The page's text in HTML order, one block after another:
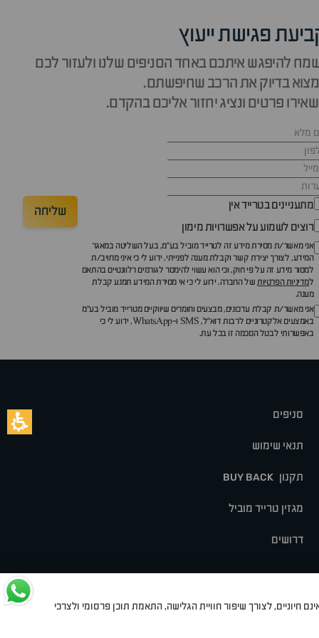
פגישת ייעוץ
להיפגש איתכם באחד הסניפים שלנו ולעזור לכם
בדיוק את הרכב שחיפשתם.
פרטים ונציג יחזור אליכם בהקדם.
מתעניינים בטרייד אין
רוצים לשמוע על אפשרויות מימון
אני מאשר/ת מסירת מידע זה לטרייד מוביל בע"מ, בעל השליטה במאגר
המידע, לצורך יצירת קשר וקבלת מענה לפנייתי. ידוע לי כי איני מחויב/ת
למסור מידע זה על פי חוק, וכי הוא עשוי להימסר לגורמים רלוונטיים בהתאם
למדיניות הפרטיותשל החברה. ידוע לי כי אי מסירת המידע תמנע קבלת
מענה.
אני מאשר/ת קבלת עדכונים, מבצעים וחומרים שיווקיים מטרייד מוביל בע"מ
באמצעים אלקטרוניים לרבות דוא״ל, SMS ו-WhatsApp. ידוע לי כי
באפשרותי לבטל הסכמה זו בכל עת.
שליחה
סניפים
תנאי שימוש
תקנון BUY BACK
מגזין טרייד מוביל
דרושים
חיוניים, לצורך שיפור חוויית הגלישה, התאמת תוכן פרסומי ולצרכי